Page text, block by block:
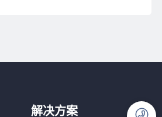
解决方案